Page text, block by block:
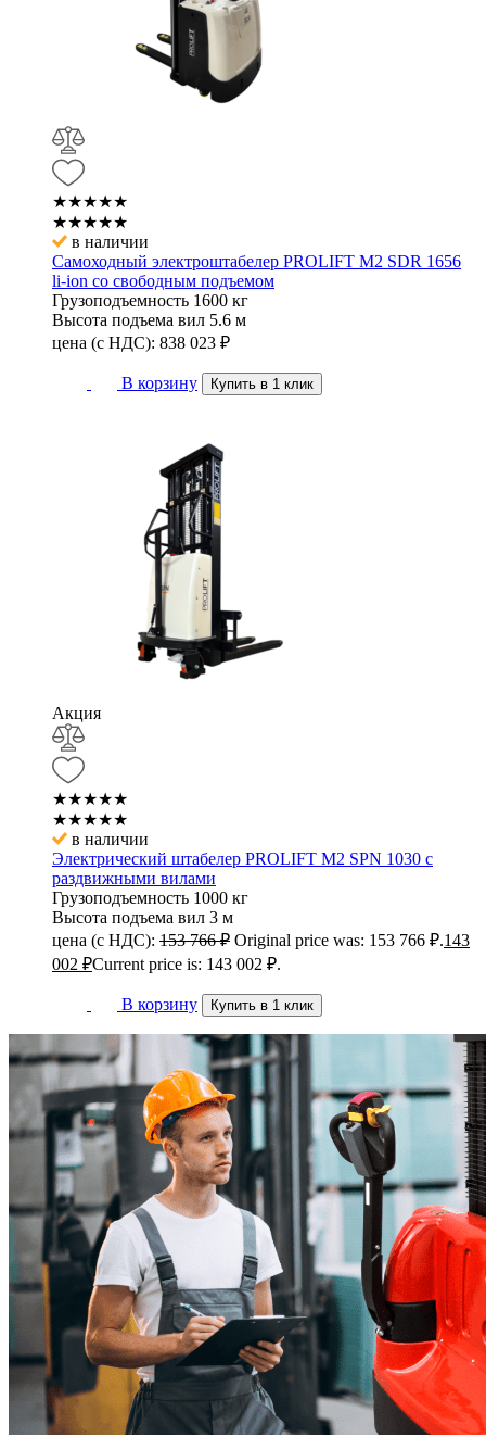
★★★★★
★★★★★
в наличии
Самоходный электроштабелер PROLIFT M2 SDR 1656
li-ion со свободным подъемом
Грузоподъемность 1600 кг
Высота подъема вил 5.6 м
цена (с НДС): 838 023 ₽
В корзину Купить в 1 клик
Акция
★★★★★
★★★★★
в наличии
Электрический штабелер PROLIFT M2 SPN 1030 с
раздвижными вилами
Грузоподъемность 1000 кг
Высота подъема вил 3 м
цена (с НДС): 153 766₽ Original price was: 153 766 ₽.143
002 ₽Current price is: 143 002 ₽.
В корзину Купить в 1 клик